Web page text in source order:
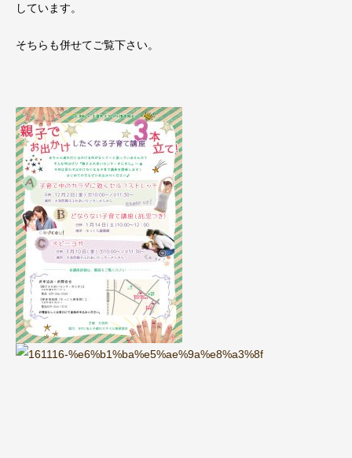
しています。
そちらも併せてご覧下さい。